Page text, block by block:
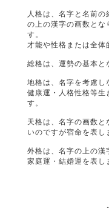
人格は、名字と名前
の上の漢字の画数とな
す。
才能や性格または全体
総格は、運勢の基本と
地格は、名字を考慮し
健康運・人格性格等生
す。
天格は、名字の画数と
いのですが宿命を表し
外格は、名字の上の漢
家庭運・結婚運を表し